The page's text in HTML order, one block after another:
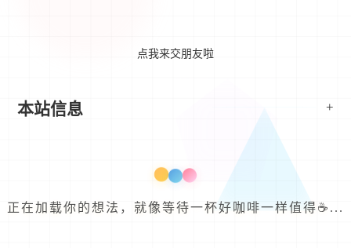
正在加载你的想法，就像等待一杯好咖啡一样值得☕...
点我来交朋友啦
本站信息 +
我的名字：
网站描述：